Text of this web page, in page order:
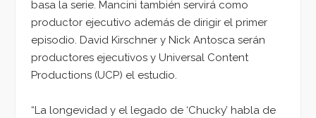
basa la serie. Mancini también servirá como
productor ejecutivo además de dirigir el primer
episodio. David Kirschner y Nick Antosca serán
productores ejecutivos y Universal Content
Productions (UCP) el estudio.
“La longevidad y el legado de ‘Chucky’ habla de